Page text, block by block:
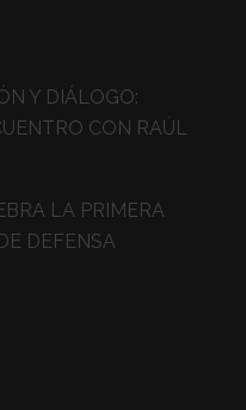
Y DIÁLOGO:
CON RAÚL
LA PRIMERA
DEFENSA